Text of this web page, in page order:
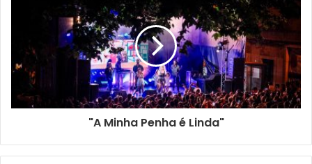
"A Minha Penha é Linda"